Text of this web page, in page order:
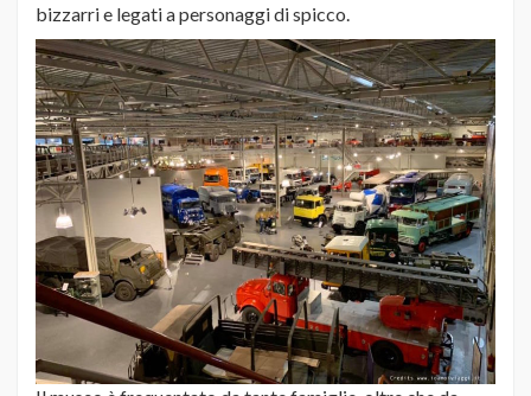
bizzarri e legati a personaggi di spicco.